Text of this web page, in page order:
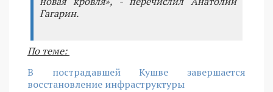
Гагарин.
По теме:
В пострадавшей Кушве завершается
восстановление инфраструктуры